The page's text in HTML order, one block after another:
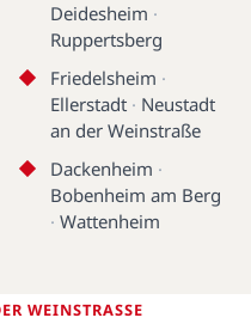
Deidesheim ·
Ruppertsberg
Friedelsheim ·
Ellerstadt· Neustadt
an der Weinstraße
Dackenheim ·
Bobenheim am Berg
· Wattenheim
WEINSTRASSE